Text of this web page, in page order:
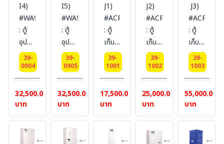
Position
Vertical
9
Product
Size
(HxWxD/cm)
180x76x76
SYSBEL
(ไม่
รวม
สายดิน)
Position
Vertical
18
Product
Size
(HxWxD/cm
180x152x76
SYSBEL
(ไม่
รวม
สายดิน)
Position8
horizontal
and
9
vertical
cylinde
Product
Sixe(HxWxD/cm)
180x152x76
SYSBEL
(ไม่
door
(manual)
Certification(FM/CE)
Ext
dimension(HxWxD/cm)
180x90x45
(ไม่
รวม
สายดิน)
door
(manual)
Ext
180x90x45
(ไม่
รวม
สายดิน)
I4)
#WA930450
: ตู้
อุปกรณ์
ฉุกเฉิน
(ไม่มี
หน้าต่าง)
Emergency
Equipment
Cabinet
(PPE
Cabinet)
39-
0904
32,500.00
บาท
I5)
#WA930450Y
: ตู้
อุปกรณ์
ฉุกเฉิน
(ไม่มี
หน้าต่าง)
Emergency
Equipment
Cabinet
(PPE
Cabinet)
39-
0905
32,500.00
บาท
J1)
#ACP810004
: ตู้
เก็บ
สาร
กัดกร่อน
Corrosive
Substance
Storage
Cabinets
Volume
39-
1001
17,500.00
บาท
J2)
#ACP810012
: ตู้
เก็บ
สาร
กัดกร่อน
Corrosive
Substance
Storage
Cabinets
Gal
39-
1002
25,000.00
บาท
J3)
: ตู้
เก็บ
สาร
กัดกร่อน
Corrosive
Substance
Storage
Cabinets
Gal
39-
1003
55,000.00
บาท